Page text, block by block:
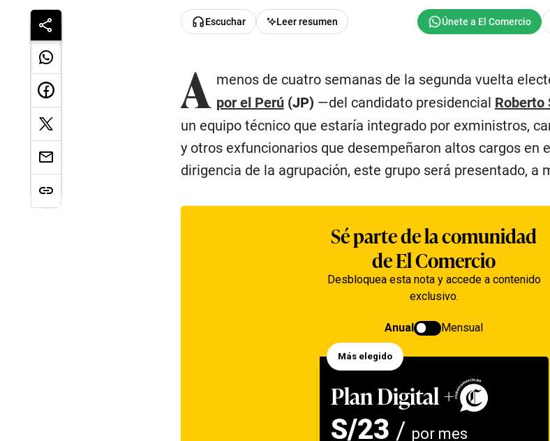
Escuchar Leer resumen
A menos de cuatro semanas de la segunda vuelta
por el Perú(JP) —del candidato presidencial Roberto
un equipo técnico que estaría integrado por exministros,
y otros exfuncionarios que desempeñaron altos cargos en
dirigencia de la agrupación, este grupo será presentado, a